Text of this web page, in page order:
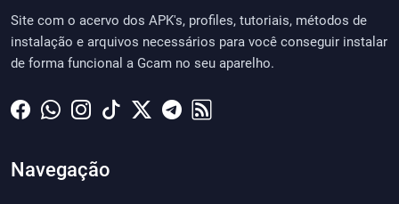
Site com o acervo dos APK's, profiles, tutoriais, métodos de
instalação e arquivos necessários para você conseguir instalar
de forma funcional a Gcam no seu aparelho.
Navegação